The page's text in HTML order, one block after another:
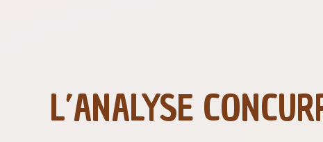
L’ANALYSE